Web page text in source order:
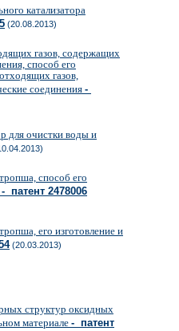
катализатора
(20.08.2013)
газов, содержащих
способ его
газов,
соединения -
для очистки воды и
способ его
- патент 2478006
его изготовление и
(20.03.2013)
структур оксидных
материале - патент